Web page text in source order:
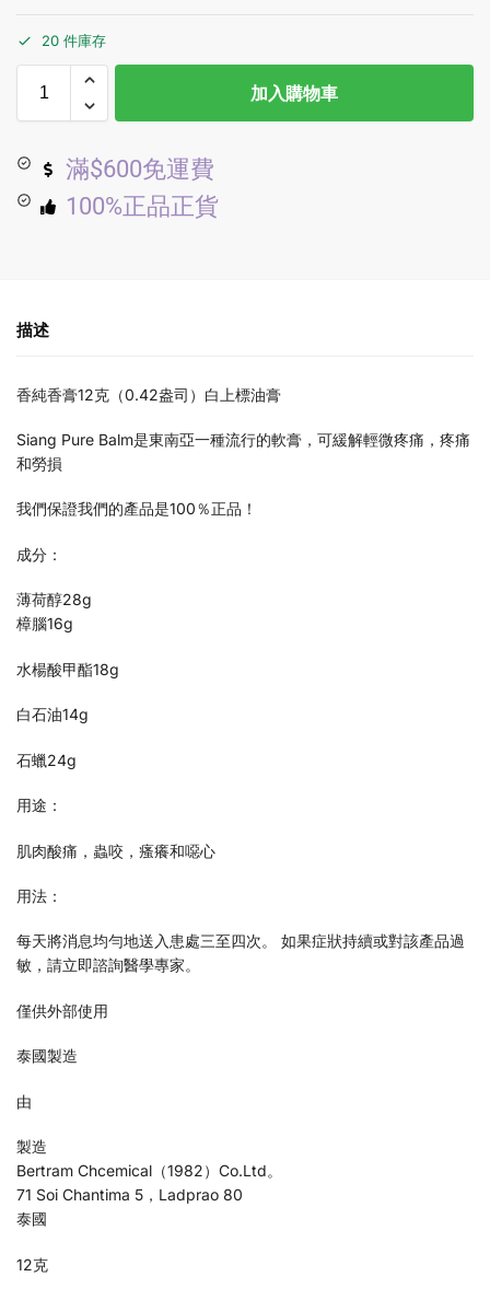
20 件庫存
加入購物車
滿$600免運費
100%正品正貨
描述
香純香膏12克（0.42盎司）白上標油膏
Siang Pure Balm是東南亞一種流行的軟膏，可緩解輕微疼痛，疼痛
和勞損
我們保證我們的產品是100％正品！
成分：
薄荷醇28g
樟腦16g
水楊酸甲酯18g
白石油14g
石蠟24g
用途：
肌肉酸痛，蟲咬，瘙癢和噁心
用法：
每天將消息均勻地送入患處三至四次。 如果症狀持續或對該產品過
敏，請立即諮詢醫學專家。
僅供外部使用
泰國製造
由
製造
Bertram Chcemical（1982）Co.Ltd。
71 Soi Chantima 5，Ladprao 80
泰國
12克